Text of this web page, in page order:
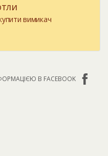
вимикач
В FACEBOOK